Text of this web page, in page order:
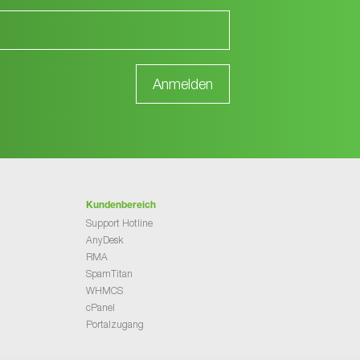
Kundenbereich
Support Hotline
AnyDesk
RMA
SpamTitan
WHMCS
cPanel
Portalzugang